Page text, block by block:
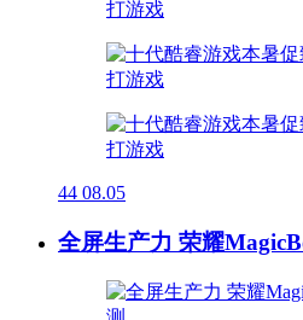
44 08.05
全屏生产力 荣耀